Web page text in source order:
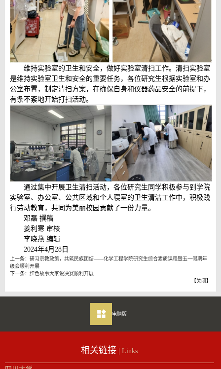
维持实验室的卫生和安全，做好实验室清扫工作。清扫实验室
是维持实验室卫生和安全的重要任务，各位研究生根据实验室和办
公室布置，制定清扫方案，在确保自身和仪器药品安全的前提下，
有条不紊地开始打扫活动。
通过集中开展卫生清扫活动，各位研究生同学积极参与到学院
实验室、办公室、公共区域和个人寝室的卫生清洁工作中，积极践
行劳动教育，共同为美丽校园贡献了一份力量。
邓磊 撰稿
姜利寒 审核
李晓燕 编辑
2024年4月28日
上一条： 研习宗教政策，共筑民族团结——化学工程学院研究生综合素质课程暨五一假期年
级会顺利开展
下一条： 红色故事大家说决赛顺利开展
【关闭 】
电脑版
相关链接 | Links